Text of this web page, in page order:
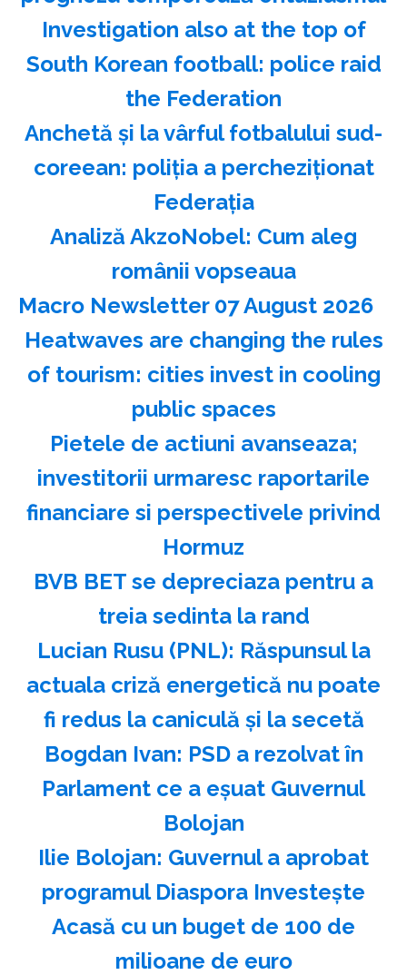
Investigation also at the top of
South Korean football: police raid
the Federation
Anchetă şi la vârful fotbalului sud-
coreean: poliţia a percheziţionat
Federaţia
Analiză AkzoNobel: Cum aleg
românii vopseaua
Macro Newsletter 07 August 2026
Heatwaves are changing the rules
of tourism: cities invest in cooling
public spaces
Pietele de actiuni avanseaza;
investitorii urmaresc raportarile
financiare si perspectivele privind
Hormuz
BVB BET se depreciaza pentru a
treia sedinta la rand
Lucian Rusu (PNL): Răspunsul la
actuala criză energetică nu poate
fi redus la caniculă şi la secetă
Bogdan Ivan: PSD a rezolvat în
Parlament ce a eşuat Guvernul
Bolojan
Ilie Bolojan: Guvernul a aprobat
programul Diaspora Investeşte
Acasă cu un buget de 100 de
milioane de euro